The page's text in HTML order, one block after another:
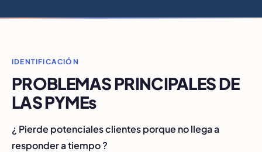
IDENTIFICACIÓN
PROBLEMAS PRINCIPALES DE
LAS PYMEs
¿ Pierde potenciales clientes porque no llega a
responder a tiempo ?